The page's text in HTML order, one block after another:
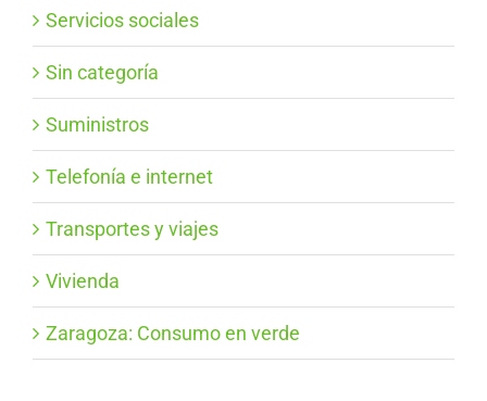
Servicios sociales
Sin categoría
Suministros
Telefonía e internet
Transportes y viajes
Vivienda
Zaragoza: Consumo en verde